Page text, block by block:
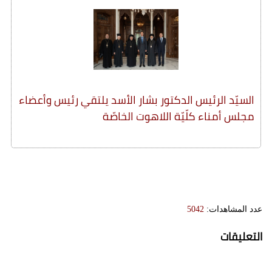
السيّد الرئيس الدكتور بشار الأسد يلتقي رئيس وأعضاء
مجلس أمناء كلّيّة اللاهوت الخاصّة
عدد المشاهدات: 5042
التعليقات